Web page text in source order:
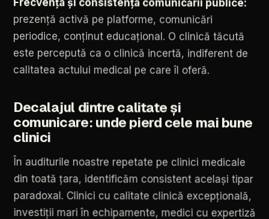
prezență activă pe platforme, comunicări
periodice, conținut educațional. O clinică tăcută
este percepută ca o clinică incertă, indiferent de
calitatea actului medical pe care îl oferă.
Decalajul dintre calitate și
comunicare: unde pierd cele mai bune
clinici
În auditurile noastre repetate pe clinici medicale
din toată țara, identificăm consistent același tipar
paradoxal. Clinici cu calitate clinică excepțională,
investiții mari în echipamente, medici cu expertiză